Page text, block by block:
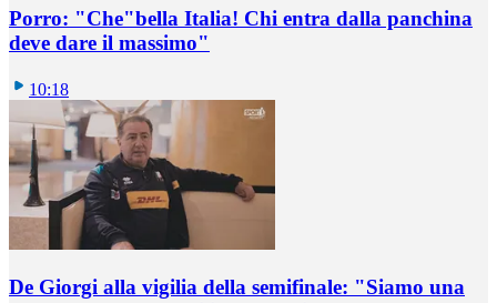
Porro: "Che"bella Italia! Chi entra dalla panchina
deve dare il massimo"
10:18
De Giorgi alla vigilia della semifinale: "Siamo una